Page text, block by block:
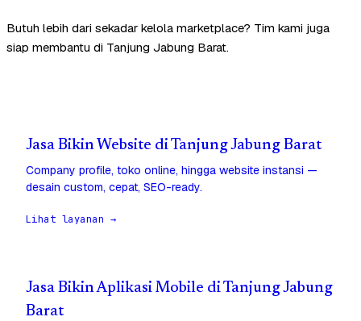
Butuh lebih dari sekadar kelola marketplace? Tim kami juga
siap membantu di Tanjung Jabung Barat.
Jasa Bikin Website di Tanjung Jabung Barat
Company profile, toko online, hingga website instansi —
desain custom, cepat, SEO-ready.
Lihat layanan →
Jasa Bikin Aplikasi Mobile di Tanjung Jabung
Barat